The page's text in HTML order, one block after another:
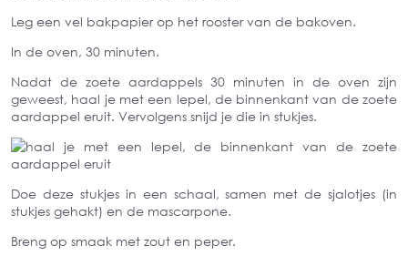
Leg een vel bakpapier op het rooster van de bakoven.
In de oven, 30 minuten.
Nadat de zoete aardappels 30 minuten in de oven zijn
geweest, haal je met een lepel, de binnenkant van de zoete
aardappel eruit. Vervolgens snijd je die in stukjes.
Doe deze stukjes in een schaal, samen met de sjalotjes (in
stukjes gehakt) en de mascarpone.
Breng op smaak met zout en peper.